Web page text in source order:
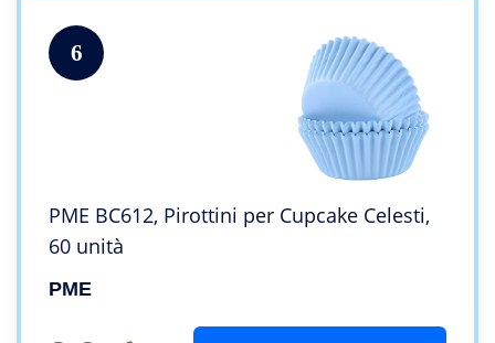
6
PME BC612, Pirottini per Cupcake Celesti,
60 unità
PME